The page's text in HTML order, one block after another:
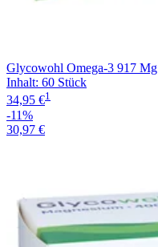
Glycowohl Omega-3 917 Mg
Inhalt: 60 Stück
34,95 €1
-11%
30,97 €